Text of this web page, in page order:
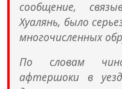
сообщение,
Хуалянь, было
многочисленных
По словам
афтершоки в